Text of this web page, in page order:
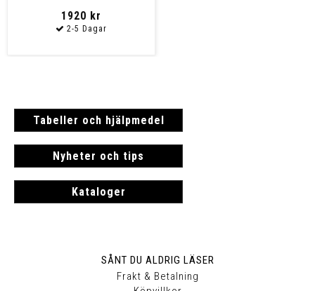
1920 kr
Tabeller och hjälpmedel
Nyheter och tips
Kataloger
SÅNT DU ALDRIG LÄSER
Frakt & Betalning